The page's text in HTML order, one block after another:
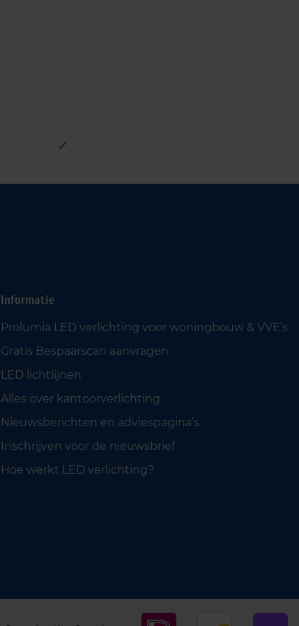
Informatie
Prolumia LED verlichting voor woningbouw & VVE’s
Gratis Bespaarscan aanvragen
LED lichtlijnen
Alles over kantoorverlichting
Nieuwsberichten en adviespagina’s
Inschrijven voor de nieuwsbrief
Hoe werkt LED verlichting?